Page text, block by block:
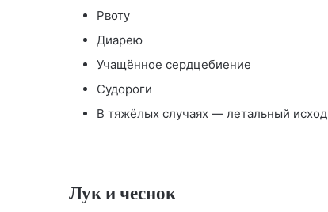
Рвоту
Диарею
Учащённое сердцебиение
Судороги
В тяжёлых случаях — летальный исход
Лук и чеснок